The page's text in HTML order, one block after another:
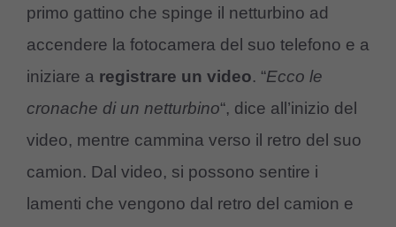
primo gattino che spinge il netturbino ad
accendere la fotocamera del suo telefono e a
iniziare a registrare un video. “Ecco le
cronache di un netturbino“, dice all’inizio del
video, mentre cammina verso il retro del suo
camion. Dal video, si possono sentire i
lamenti che vengono dal retro del camion e